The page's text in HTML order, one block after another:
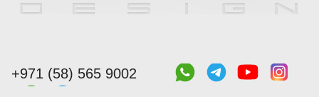
+971 (58) 565 9002